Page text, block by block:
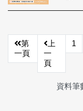
第
一頁
上
一
頁
1
資料筆